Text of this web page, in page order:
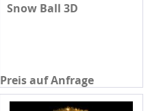
Snow Ball 3D
Preis auf Anfrage